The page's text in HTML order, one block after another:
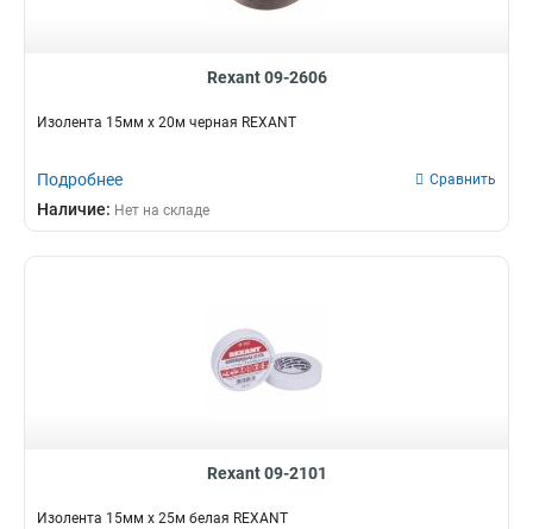
Rexant 09-2606
Изолента 15мм х 20м черная REXANT
Подробнее Сравнить
Наличие: Нет на складе
Rexant 09-2101
Изолента 15мм х 25м белая REXANT